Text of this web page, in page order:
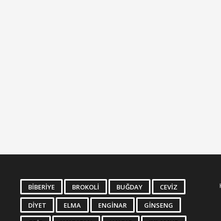
BIBERIYE BROKOLI BUĞDAY CEVIZ
DIYET ELMA ENGINAR GINSENG